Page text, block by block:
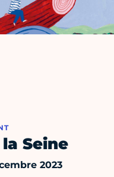
Seine
2023